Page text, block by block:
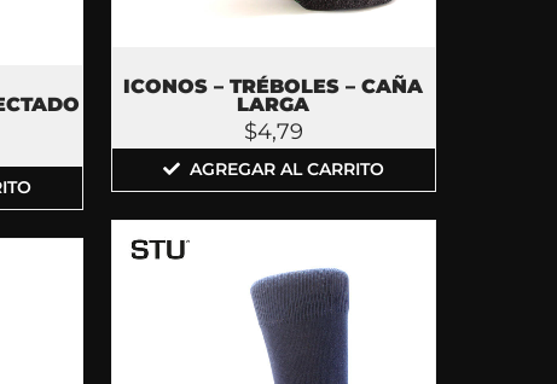
ICONOS – TRÉBOLES – CAÑA
LARGA
$4,79
AGREGAR AL CARRITO